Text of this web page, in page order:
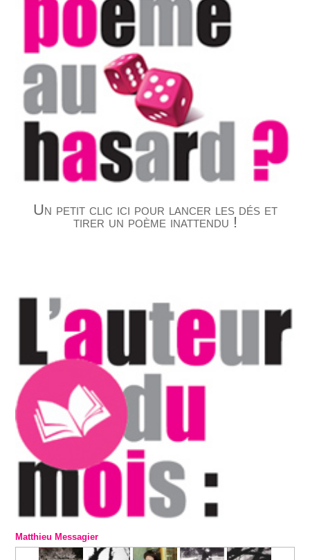
Un petit clic ici pour lancer les dés et
tirer un poème inattendu !
Matthieu Messagier